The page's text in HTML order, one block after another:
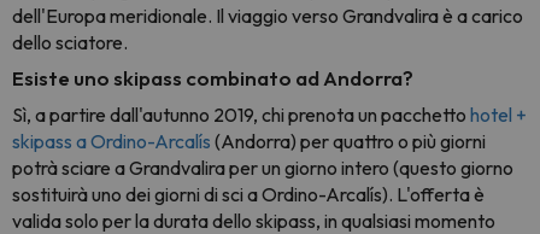
dell'Europa meridionale. Il viaggio verso Grandvalira è a carico
dello sciatore.
Esiste uno skipass combinato ad Andorra?
Sì, a partire dall'autunno 2019, chi prenota un pacchetto hotel +
skipass a Ordino-Arcalís (Andorra) per quattro o più giorni
potrà sciare a Grandvalira per un giorno intero (questo giorno
sostituirà uno dei giorni di sci a Ordino-Arcalís). L'offerta è
valida solo per la durata dello skipass, in qualsiasi momento